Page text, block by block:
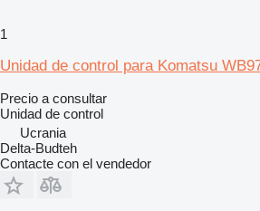
1
Unidad de control para Komatsu
Precio a consultar
Unidad de control
Ucrania
Delta-Budteh
Contacte con el vendedor